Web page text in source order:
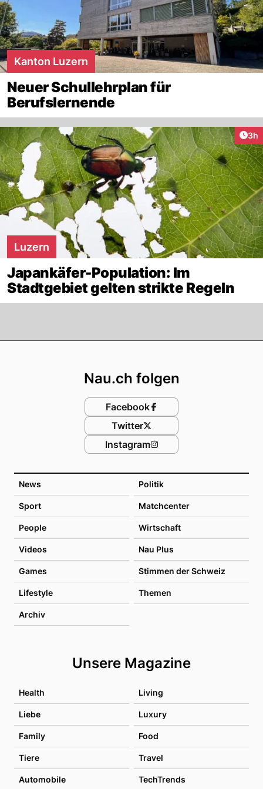
Kanton Luzern
Neuer Schullehrplan für
Berufslernende
3h
Luzern
Japankäfer-Population: Im
Stadtgebiet gelten strikte Regeln
News Politik
Sport Matchcenter
People Wirtschaft
Videos Nau Plus
Games Stimmen der Schweiz
Lifestyle Themen
Archiv
Unsere Magazine
Health Living
Liebe Luxury
Family Food
Tiere Travel
Automobile TechTrends
Nau.ch folgen
Facebook
Twitter
Instagram